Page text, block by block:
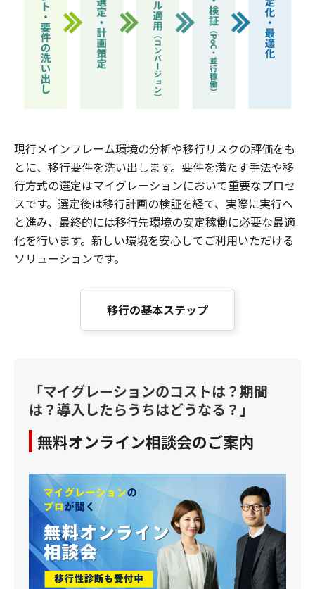
現行メインフレーム環境の分析や移行リスクの評価をも
とに、移行要件を洗い出します。要件を満たす手法や移
行方式の選定はマイグレーションにおいて重要なプロセ
スです。選定後は移行計画の検証を経て、実際に実行へ
と進み、最終的には移行先環境の安定稼働に必要な最適
化を行います。新しい環境を安心してご利用いただける
ソリューションです。
移行の基本ステップ
「マイグレーションのコストは？期間
は？導入したらうちはどうなる？」
無料オンライン相談会のご案内